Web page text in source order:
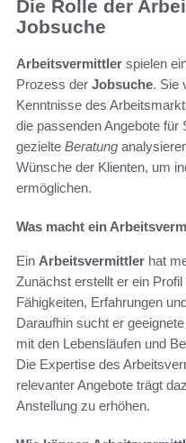
Die Rolle der
Jobsuche
Arbeitsvermittler spielen
Prozess der Jobsuche. Sie
Kenntnisse des
die passenden Angebote für
gezielte Beratung
Wünsche der Klienten, um
ermöglichen.
Was macht ein
Ein Arbeitsvermittler hat
Zunächst erstellt er ein
Fähigkeiten, Erfahrungen
Daraufhin sucht er
mit den Lebensläufen und
Die Expertise des
relevanter Angebote trägt
Anstellung zu erhöhen.